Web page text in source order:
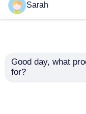
समाचार
सीएडी प्लॉटर पेपर
60pt 80pt बार होटल
Sarah
Good day, what
for?